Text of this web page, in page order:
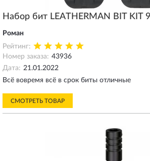
Набор бит LEATHERMAN BIT KIT
Роман
Рейтинг:
Номер заказа: 43936
Дата: 21.01.2022
Всё вовремя всё в срок биты отличные
СМОТРЕТЬ ТОВАР